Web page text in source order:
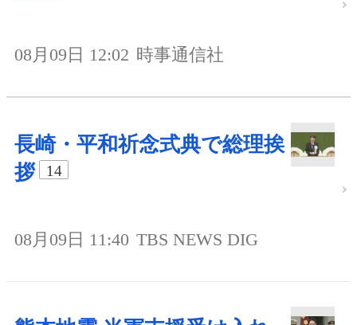
08月09日 12:02 時事通信社
長崎・平和祈念式典で総理挨
拶
14
08月09日 11:40 TBS NEWS DIG